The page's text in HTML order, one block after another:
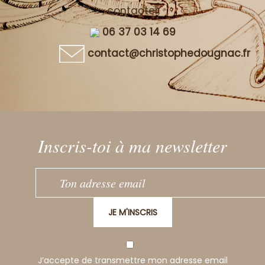
contacter
06 37 03 14 69
contact@christophedougnac.fr
Inscris-toi à ma newsletter
JE M'INSCRIS
J’accepte de transmettre mon adresse email